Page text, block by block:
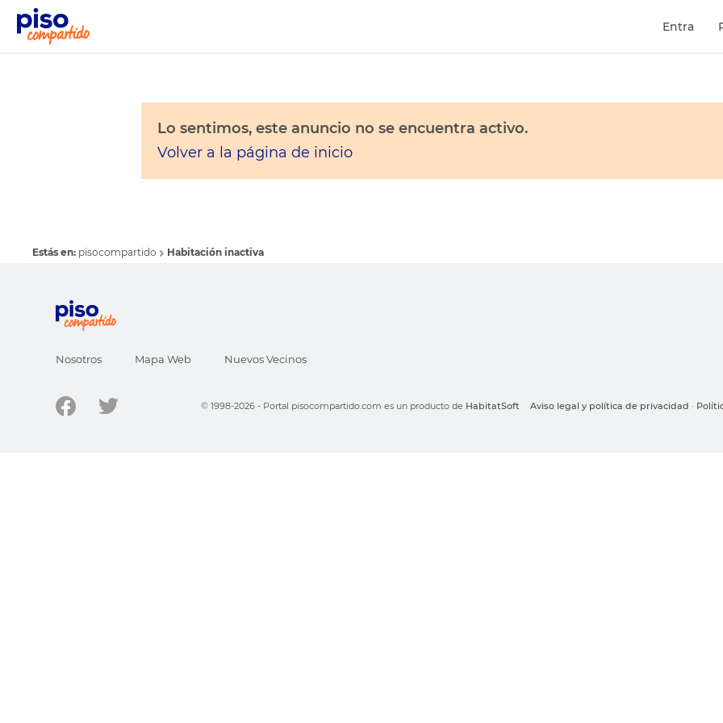
Entra
Lo sentimos, este anuncio no se encuentra activo.
Volver a la página de inicio
Estás en: pisocompartido Habitación inactiva
Nosotros Mapa Web Nuevos Vecinos
© 1998-2026 - Portal pisocompartido.com es un producto de HabitatSoft Aviso legal y política de privacidad ·